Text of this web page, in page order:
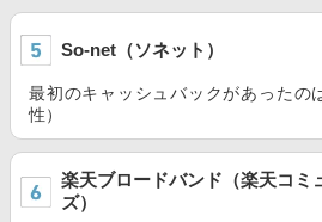
So-net（ソネット）
最初のキャッシュバックがあったの
性）
楽天ブロードバンド（楽天コミ
ズ）